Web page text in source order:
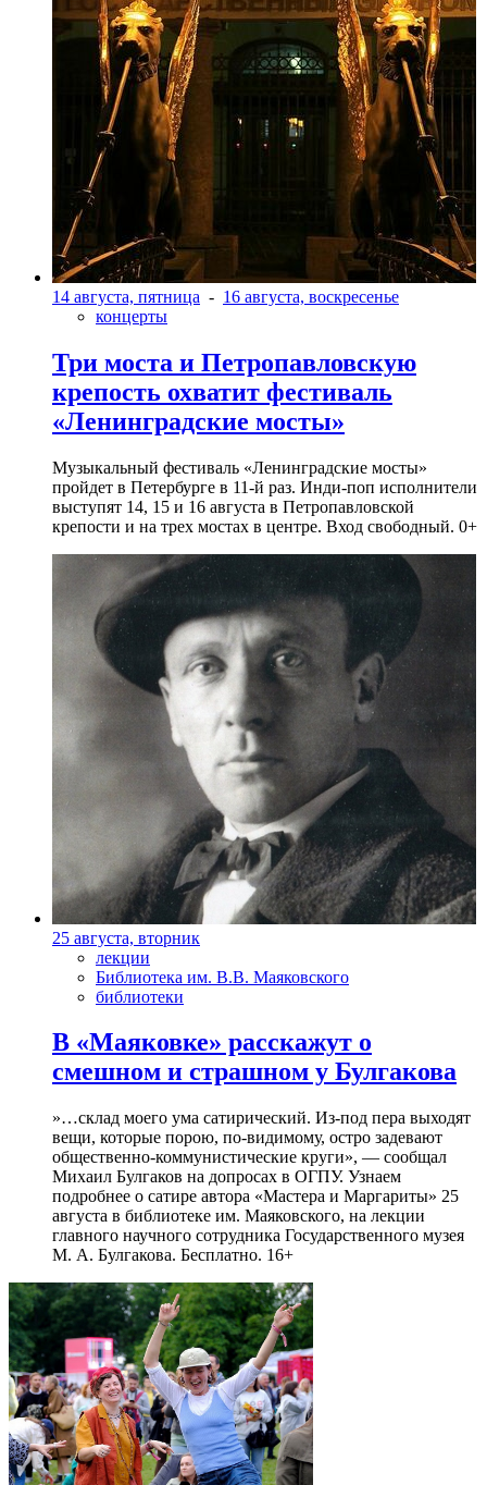
14 августа, пятница - 16 августа, воскресенье
концерты
Три моста и Петропавловскую
крепость охватит фестиваль
«Ленинградские мосты»
Музыкальный фестиваль «Ленинградские мосты»
пройдет в Петербурге в 11-й раз. Инди-поп исполнители
выступят 14, 15 и 16 августа в Петропавловской
крепости и на трех мостах в центре. Вход свободный. 0+
25 августа, вторник
лекции
Библиотека им. В.В. Маяковского
библиотеки
В «Маяковке» расскажут о
смешном и страшном у Булгакова
»…склад моего ума сатирический. Из-под пера выходят
вещи, которые порою, по-видимому, остро задевают
общественно-коммунистические круги», — сообщал
Михаил Булгаков на допросах в ОГПУ. Узнаем
подробнее о сатире автора «Мастера и Маргариты» 25
августа в библиотеке им. Маяковского, на лекции
главного научного сотрудника Государственного музея
М. А. Булгакова. Бесплатно. 16+